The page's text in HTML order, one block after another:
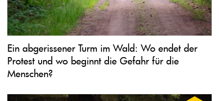
Ein abgerissener Turm im Wald: Wo endet der
Protest und wo beginnt die Gefahr für die
Menschen?